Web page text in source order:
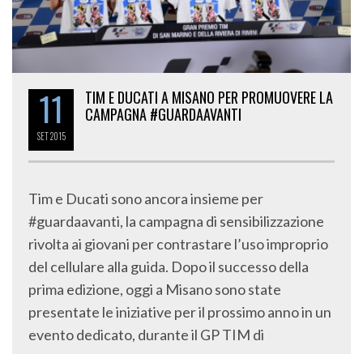
11
SET2015
TIM E DUCATI A MISANO PER PROMUOVERE LA
CAMPAGNA #GUARDAAVANTI
Tim e Ducati sono ancora insieme per
#guardaavanti, la campagna di sensibilizzazione
rivolta ai giovani per contrastare l’uso improprio
del cellulare alla guida. Dopo il successo della
prima edizione, oggi a Misano sono state
presentate le iniziative per il prossimo anno in un
evento dedicato, durante il GP TIM di